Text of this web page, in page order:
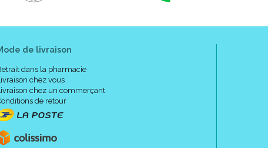
matin sur l’ ensemble du visage, décolleté et mains
en cas d' exposition solaire.
de livraison
dans la pharmacie
chez vous
chez un commerçant
de retour